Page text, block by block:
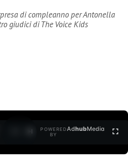
di compleanno per Antonella
giudici di The Voice Kids
POWERED
BY
AdhubMedia